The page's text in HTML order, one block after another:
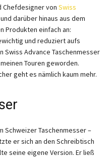
Chefdesigner von Swiss
darüber hinaus aus dem
Produkten einfach an:
und reduziert aufs
Swiss Advance Taschenmesser
Touren geworden.
geht es nämlich kaum mehr.
Schweizer Taschenmesser –
er sich an den Schreibtisch
seine eigene Version. Er ließ